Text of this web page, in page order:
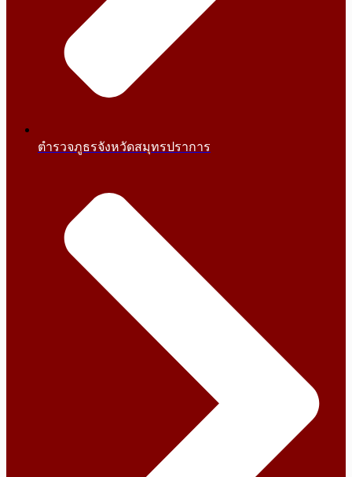
ตำรวจภูธรจังหวัดสมุทรปราการ